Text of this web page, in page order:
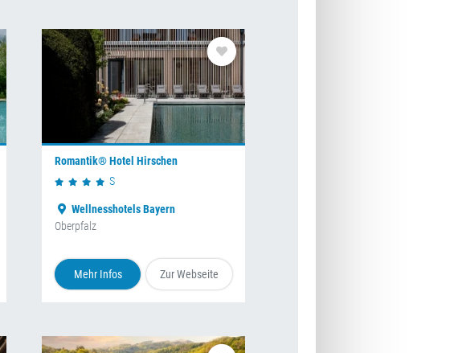
Romantik® Hotel Hirschen
S
Wellnesshotels Bayern
Oberpfalz
Mehr Infos Zur Webseite